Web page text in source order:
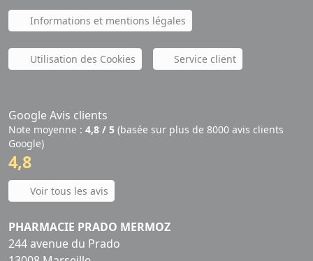
Informations et mentions légales
Utilisation des Cookies Service client
Google Avis clients
Note moyenne : 4,8 / 5 (basée sur plus de 8000 avis clients
Google)
4,8
Voir tous les avis
PHARMACIE PRADO MERMOZ
244 avenue du Prado